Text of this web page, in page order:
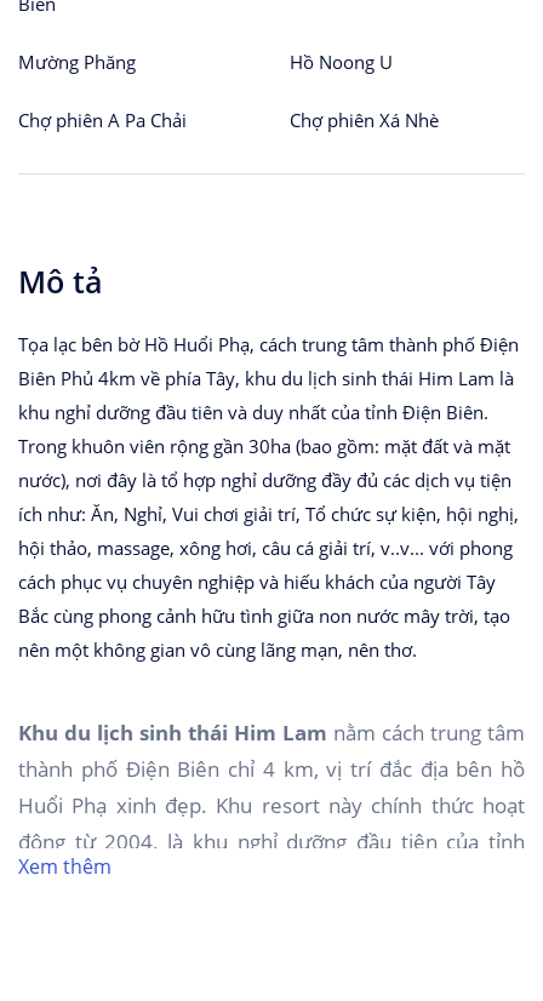
Mường Phăng Hồ Noong U
Chợ phiên A Pa Chải Chợ phiên Xá Nhè
Mô tả
Tọa lạc bên bờ Hồ Huổi Phạ, cách trung tâm thành phố Điện
Biên Phủ 4km về phía Tây, khu du lịch sinh thái Him Lam là
khu nghỉ dưỡng đầu tiên và duy nhất của tỉnh Điện Biên.
Trong khuôn viên rộng gần 30ha (bao gồm: mặt đất và mặt
nước), nơi đây là tổ hợp nghỉ dưỡng đầy đủ các dịch vụ tiện
ích như: Ăn, Nghỉ, Vui chơi giải trí, Tổ chức sự kiện, hội nghị,
hội thảo, massage, xông hơi, câu cá giải trí, v..v... với phong
cách phục vụ chuyên nghiệp và hiếu khách của người Tây
Bắc cùng phong cảnh hữu tình giữa non nước mây trời, tạo
nên một không gian vô cùng lãng mạn, nên thơ.
Khu du lịch sinh thái Him Lam nằm cách trung tâm
thành phố Điện Biên chỉ 4 km, vị trí đắc địa bên hồ
Huổi Phạ xinh đẹp. Khu resort này chính thức hoạt
động từ 2004, là khu nghỉ dưỡng đầu tiên của tỉnh
Điện Biên. Đến nay, Him Lam Resort là điểm đến
Xem thêm